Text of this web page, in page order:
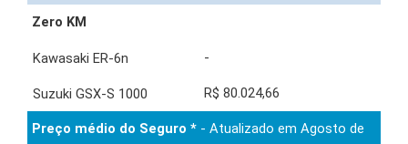
Zero KM
-
R$ 80.024,66
Preço médio do Seguro * - Atualizado em Agosto de